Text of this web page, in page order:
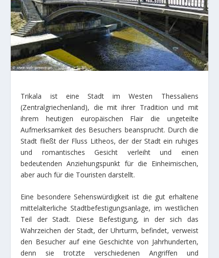
Trikala ist eine Stadt im Westen Thessaliens
(Zentralgriechenland), die mit ihrer Tradition und mit
ihrem heutigen europäischen Flair die ungeteilte
Aufmerksamkeit des Besuchers beansprucht. Durch die
Stadt fließt der Fluss Litheos, der der Stadt ein ruhiges
und romantisches Gesicht verleiht und einen
bedeutenden Anziehungspunkt für die Einheimischen,
aber auch für die Touristen darstellt.
Eine besondere Sehenswürdigkeit ist die gut erhaltene
mittelalterliche Stadtbefestigungsanlage, im westlichen
Teil der Stadt. Diese Befestigung, in der sich das
Wahrzeichen der Stadt, der Uhrturm, befindet, verweist
den Besucher auf eine Geschichte von Jahrhunderten,
denn sie trotzte verschiedenen Angriffen und